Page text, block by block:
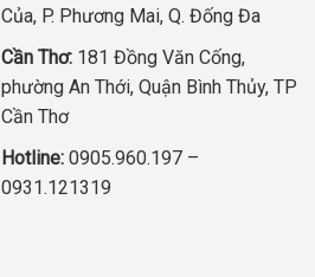
Của, P. Phương Mai, Q. Đống Đa
Cần Thơ: 181 Đồng Văn Cống,
phường An Thới, Quận Bình Thủy, TP
Cần Thơ
Hotline: 0905.960.197 –
0931.121319